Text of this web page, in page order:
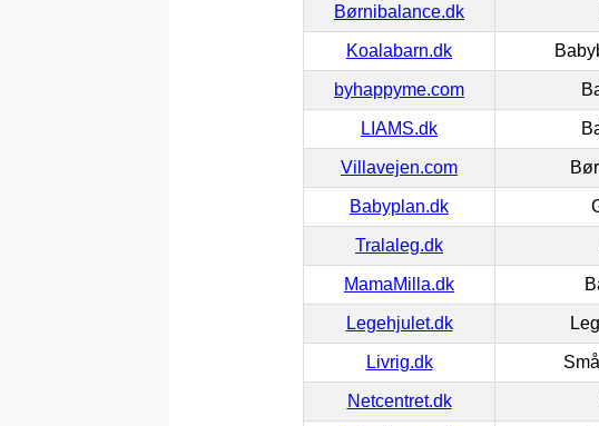
Børnibalance.dk
Koalabarn.dk
byhappyme.com
LIAMS.dk
Villavejen.com
Babyplan.dk
Tralaleg.dk
MamaMilla.dk
Legehjulet.dk
Livrig.dk
Netcentret.dk